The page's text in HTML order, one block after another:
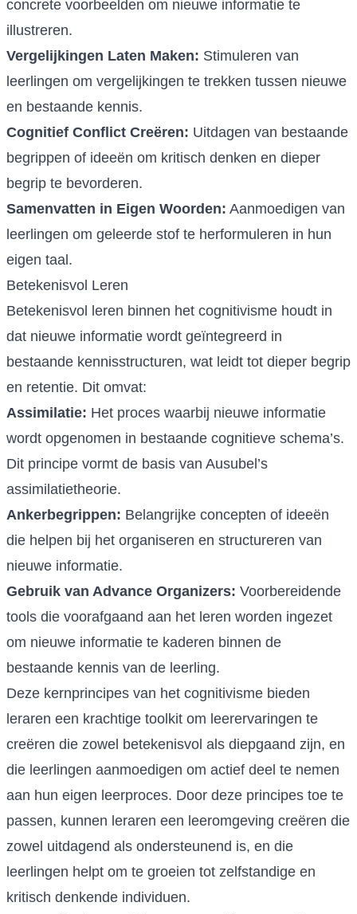
concrete voorbeelden om nieuwe informatie te
illustreren.
Vergelijkingen Laten Maken: Stimuleren van
leerlingen om vergelijkingen te trekken tussen nieuwe
en bestaande kennis.
Cognitief Conflict Creëren: Uitdagen van bestaande
begrippen of ideeën om kritisch denken en dieper
begrip te bevorderen.
Samenvatten in Eigen Woorden: Aanmoedigen van
leerlingen om geleerde stof te herformuleren in hun
eigen taal.
Betekenisvol Leren
Betekenisvol leren binnen het cognitivisme houdt in
dat nieuwe informatie wordt geïntegreerd in
bestaande kennisstructuren, wat leidt tot dieper begrip
en retentie. Dit omvat:
Assimilatie: Het proces waarbij nieuwe informatie
wordt opgenomen in bestaande cognitieve schema’s.
Dit principe vormt de basis van Ausubel’s
assimilatietheorie.
Ankerbegrippen: Belangrijke concepten of ideeën
die helpen bij het organiseren en structureren van
nieuwe informatie.
Gebruik van Advance Organizers: Voorbereidende
tools die voorafgaand aan het leren worden ingezet
om nieuwe informatie te kaderen binnen de
bestaande kennis van de leerling.
Deze kernprincipes van het cognitivisme bieden
leraren een krachtige toolkit om leerervaringen te
creëren die zowel betekenisvol als diepgaand zijn, en
die leerlingen aanmoedigen om actief deel te nemen
aan hun eigen leerproces. Door deze principes toe te
passen, kunnen leraren een leeromgeving creëren die
zowel uitdagend als ondersteunend is, en die
leerlingen helpt om te groeien tot zelfstandige en
kritisch denkende individuen.